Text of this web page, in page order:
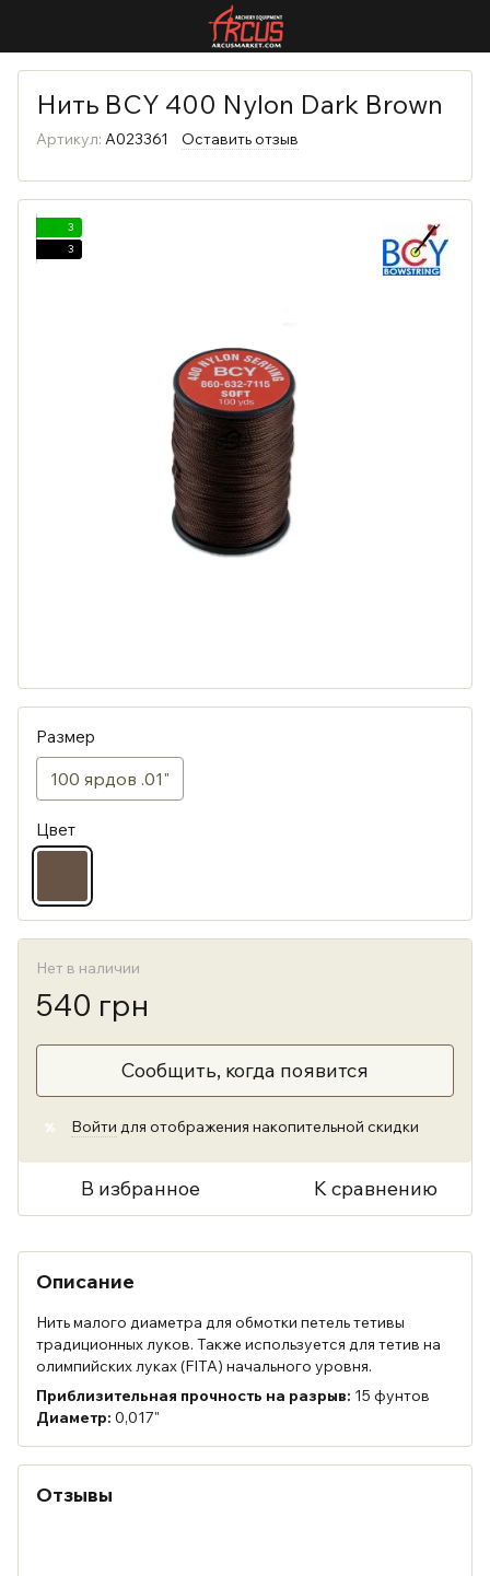
Нить BCY 400 Nylon Dark Brown
Артикул: A023361 Оставить отзыв
3
3
Размер
100 ярдов .01"
Цвет
Нет в наличии
540 грн
Сообщить, когда появится
% Войти для отображения накопительной скидки
В избранное К сравнению
Описание
Нить малого диаметра для обмотки петель тетивы
традиционных луков. Также используется для тетив на
олимпийских луках (FITA) начального уровня.
Приблизительная прочность на разрыв: 15 фунтов
Диаметр: 0,017"
Отзывы